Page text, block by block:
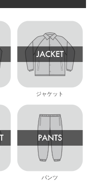
ジャケット
パンツ